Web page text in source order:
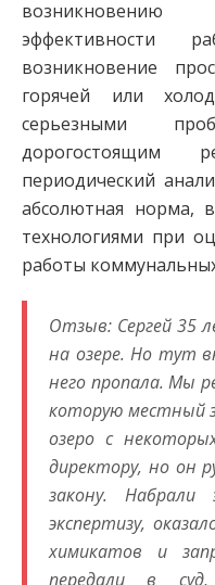
эффективности
возникновение
горячей или
серьезными
дорогостоящим
периодический
абсолютная норма,
технологиями при
работы
Отзыв: Сергей 35
на озере. Но тут
него пропала. Мы
которую местный
озеро с
директору, но он
закону.
экспертизу,
химикатов и
передали в